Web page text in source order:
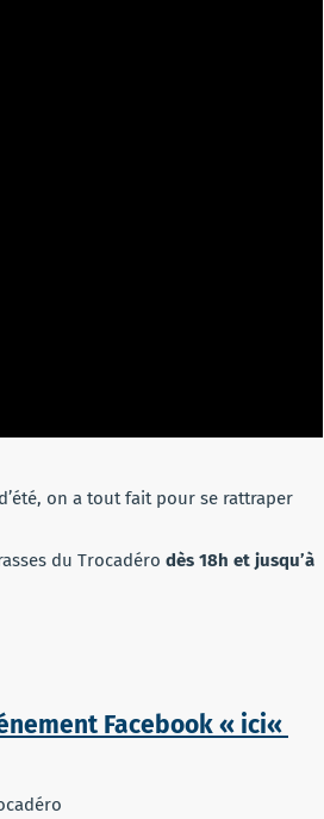
on a tout fait pour se rattraper
du Trocadéro dès 18h et jusqu’à
Facebook « ici«